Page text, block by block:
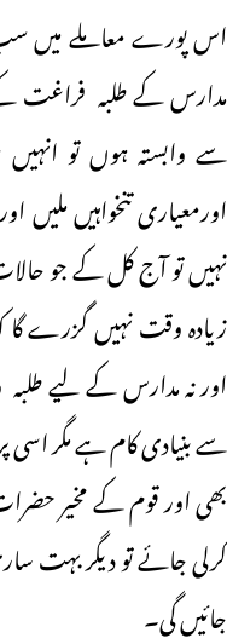
اس پورے معاملے میں
مدارس کے طلبہ فراغت
سے وابستہ ہوں تو
اورمعیاری تنخواہیں ملیں
نہیں تو آج کل کے جو
زیادہ وقت نہیں گزرے گا
اور نہ مدارس کے لیے
سے بنیادی کام ہے مگر
بھی اور قوم کے مخیر
کرلی جائے تو دیگر بہت
جائیں گی۔